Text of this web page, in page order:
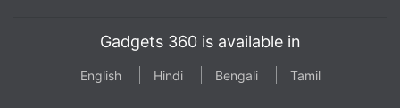
Gadgets 360 is available in
English Hindi Bengali Tamil